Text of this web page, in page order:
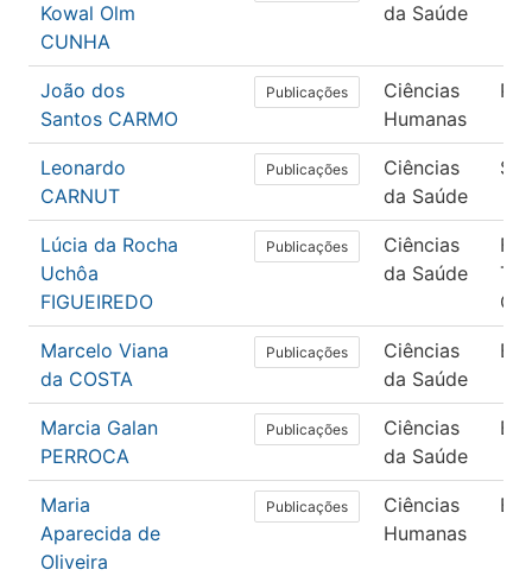
Kowal Olm
CUNHA
da Saúde
João dos
Santos CARMO
Publicações
Ciências
Humanas
Leonardo
CARNUT
Publicações
Ciências
da Saúde
Lúcia da Rocha
Uchôa
FIGUEIREDO
Publicações
Ciências
da Saúde
Marcelo Viana
da COSTA
Publicações
Ciências
da Saúde
Marcia Galan
PERROCA
Publicações
Ciências
da Saúde
Maria
Aparecida de
Oliveira
Publicações
Ciências
Humanas